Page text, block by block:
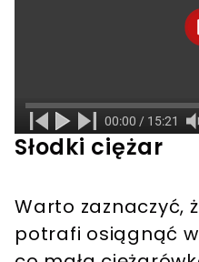
Słodki ciężar
Warto zaznaczyć,
potrafi osiągnąć